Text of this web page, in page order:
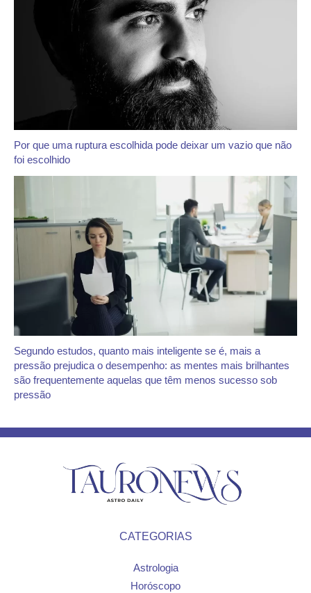
Por que uma ruptura escolhida pode deixar um vazio que não
foi escolhido
Segundo estudos, quanto mais inteligente se é, mais a
pressão prejudica o desempenho: as mentes mais brilhantes
são frequentemente aquelas que têm menos sucesso sob
pressão
CATEGORIAS
Astrologia
Horóscopo